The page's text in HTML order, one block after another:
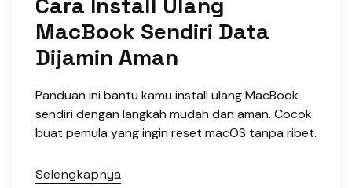
MacBook Sendiri Data
Dijamin Aman
Panduan ini bantu kamu install ulang MacBook
sendiri dengan langkah mudah dan aman. Cocok
buat pemula yang ingin reset macOS tanpa ribet.
Selengkapnya